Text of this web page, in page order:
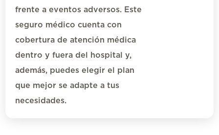
frente a eventos adversos. Este
seguro médico cuenta con
coberturadeatención médica
dentro y fuera del hospital
y,
además, puedes elegir el plan
que mejor se adapte a tus
necesidades.